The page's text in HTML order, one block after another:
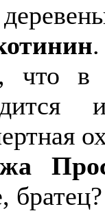
что в
братец?